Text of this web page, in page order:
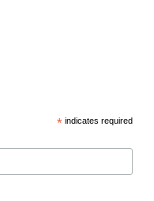
* indicates required